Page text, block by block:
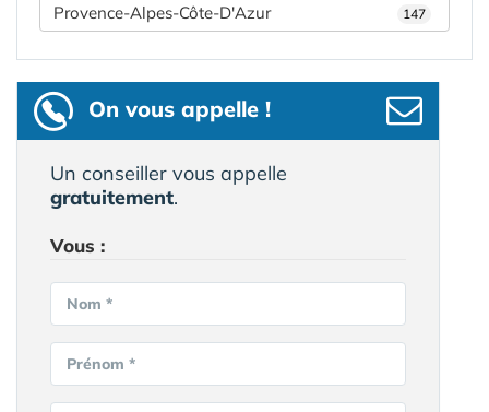
Provence-Alpes-Côte-D'Azur 147
On vous appelle !
Un conseiller vous appelle
gratuitement.
Vous :
Nom *
Prénom *